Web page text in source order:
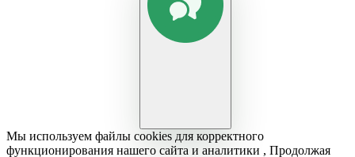
Мы используем файлы cookies для корректного
функционирования нашего сайта и аналитики , Продолжая